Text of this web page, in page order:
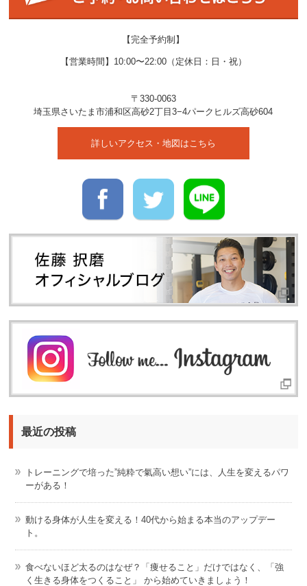
【完全予約制】
【営業時間】10:00〜22:00（定休日：日・祝）
〒330-0063
埼玉県さいたま市浦和区高砂2丁目3−4パークヒルズ高砂604
詳しいアクセス・地図はこちら
最近の投稿
トレーニングで培った”純粋で氣高い想い”には、人生を変えるパワ
ーがある！
動ける身体が人生を変える！40代から始まる本当のアップデー
ト。
食べないほど太るのはなぜ？「痩せること」だけではなく、「強
く生きる身体をつくること」 から始めていきましょう！